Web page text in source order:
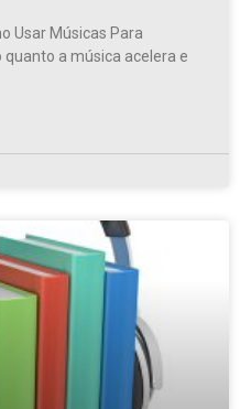
Usar Músicas Para
a música acelera e